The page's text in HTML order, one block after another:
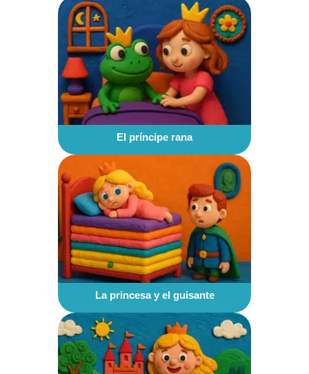
El príncipe rana
La princesa y el guisante